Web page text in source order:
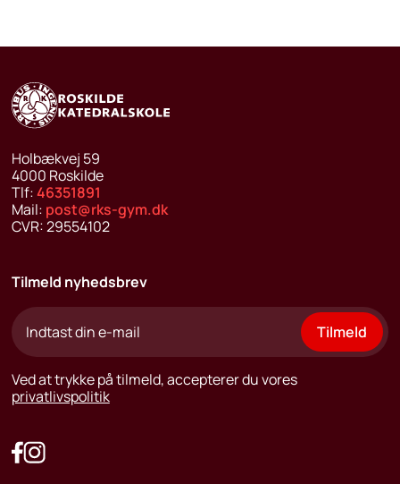
Holbækvej 59
4000 Roskilde
Tlf:46351891
Mail: post@rks-gym.dk
CVR:29554102
Tilmeld nyhedsbrev
Tilmeld
Ved at trykke på tilmeld, accepterer du vores
privatlivspolitik